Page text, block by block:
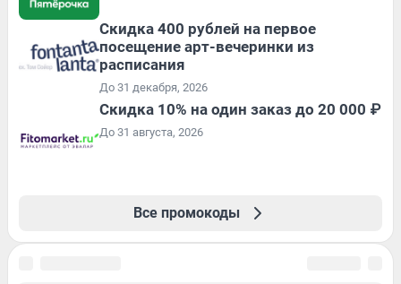
Cкидка 400 рублей на первое
посещение арт-вечеринки из
расписания
До 31 декабря, 2026
Скидка 10% на один заказ до 20 000 ₽
До 31 августа, 2026
Все промокоды